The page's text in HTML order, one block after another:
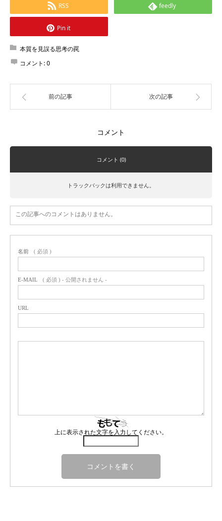
RSS feedly
Pin it
本質を見誤る思考の罠
コメント:0
前の記事 次の記事
コメント
コメント (0)
トラックバックは利用できません。
この記事へのコメントはありません。
名前 ( 必須 )
E-MAIL ( 必須 ) - 公開されません -
URL
上に表示された文字を入力してください。